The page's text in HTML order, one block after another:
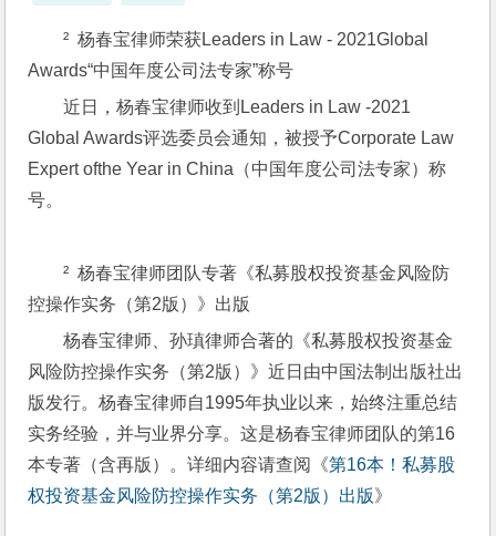
²  杨春宝律师荣获Leaders in Law - 2021Global
Awards“中国年度公司法专家”称号
近日，杨春宝律师收到Leaders in Law -2021
Global Awards评选委员会通知，被授予Corporate Law
Expert ofthe Year in China（中国年度公司法专家）称
号。
²  杨春宝律师团队专著《私募股权投资基金风险防
控操作实务（第2版）》出版
杨春宝律师、孙瑱律师合著的《私募股权投资基金
风险防控操作实务（第2版）》近日由中国法制出版社出
版发行。杨春宝律师自1995年执业以来，始终注重总结
实务经验，并与业界分享。这是杨春宝律师团队的第16
本专著（含再版）。详细内容请查阅《第16本！私募股
权投资基金风险防控操作实务（第2版）出版》